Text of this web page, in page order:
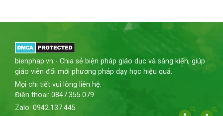
bienphap.vn - Chia sẻ biện pháp giáo dục và sáng kiến, giúp
giáo viên đổi mới phương pháp dạy học hiệu quả.
Mọi chi tiết vui lòng liên hệ:
Điện thoại: 0847.355.079
Zalo: 0942.137.445